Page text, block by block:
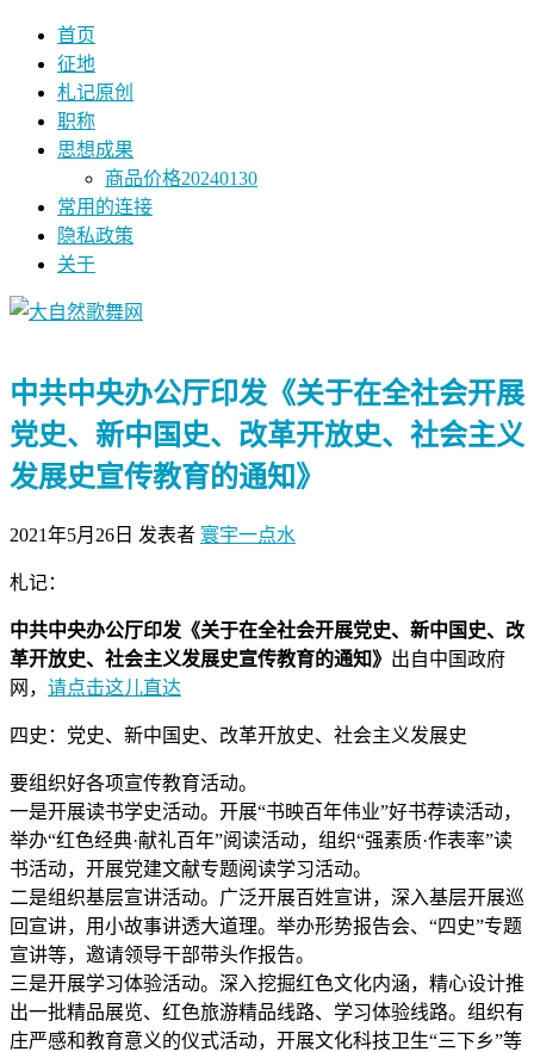
首页
征地
札记原创
职称
思想成果
商品价格20240130
常用的连接
隐私政策
关于
中共中央办公厅印发《关于在全社会开展
党史、新中国史、改革开放史、社会主义
发展史宣传教育的通知》
2021年5月26日 发表者 寰宇一点水
札记：
中共中央办公厅印发《关于在全社会开展党史、新中国史、改
革开放史、社会主义发展史宣传教育的通知》 出自中国政府
网， 请点击这儿直达
四史：党史、新中国史、改革开放史、社会主义发展史
要组织好各项宣传教育活动。
一是开展读书学史活动。开展“书映百年伟业”好书荐读活动，
举办“红色经典·献礼百年”阅读活动，组织“强素质·作表率”读
书活动，开展党建文献专题阅读学习活动。
二是组织基层宣讲活动。广泛开展百姓宣讲，深入基层开展巡
回宣讲，用小故事讲透大道理。举办形势报告会、“四史”专题
宣讲等，邀请领导干部带头作报告。
三是开展学习体验活动。深入挖掘红色文化内涵，精心设计推
出一批精品展览、红色旅游精品线路、学习体验线路。组织有
庄严感和教育意义的仪式活动，开展文化科技卫生“三下乡”等